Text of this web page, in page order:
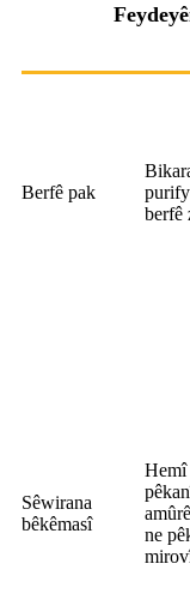
Berfê pak
berfê
Sêwirana
bêkêmasî
Hemî
ne